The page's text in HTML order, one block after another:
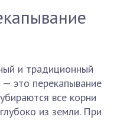
и традиционный
это перекапывание
все корни
из земли. При